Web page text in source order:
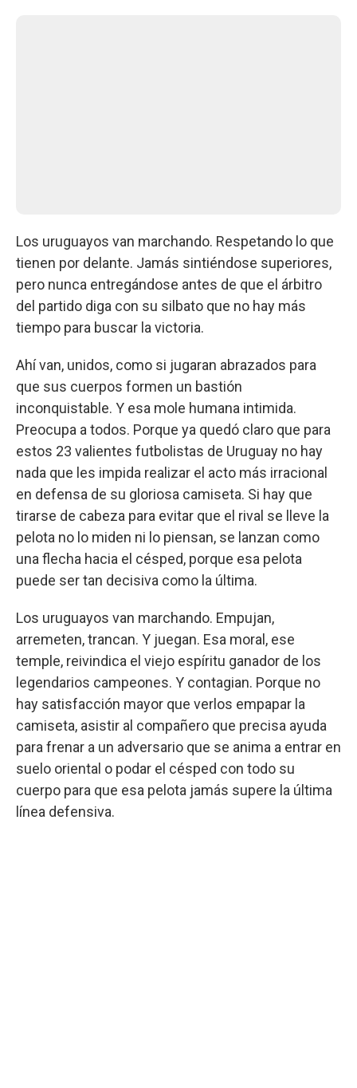
Los uruguayos van marchando. Respetando lo que
tienen por delante. Jamás sintiéndose superiores,
pero nunca entregándose antes de que el árbitro
del partido diga con su silbato que no hay más
tiempo para buscar la victoria.
Ahí van, unidos, como si jugaran abrazados para
que sus cuerpos formen un bastión
inconquistable. Y esa mole humana intimida.
Preocupa a todos. Porque ya quedó claro que para
estos 23 valientes futbolistas de Uruguay no hay
nada que les impida realizar el acto más irracional
en defensa de su gloriosa camiseta. Si hay que
tirarse de cabeza para evitar que el rival se lleve la
pelota no lo miden ni lo piensan, se lanzan como
una flecha hacia el césped, porque esa pelota
puede ser tan decisiva como la última.
Los uruguayos van marchando. Empujan,
arremeten, trancan. Y juegan. Esa moral, ese
temple, reivindica el viejo espíritu ganador de los
legendarios campeones. Y contagian. Porque no
hay satisfacción mayor que verlos empapar la
camiseta, asistir al compañero que precisa ayuda
para frenar a un adversario que se anima a entrar en
suelo oriental o podar el césped con todo su
cuerpo para que esa pelota jamás supere la última
línea defensiva.